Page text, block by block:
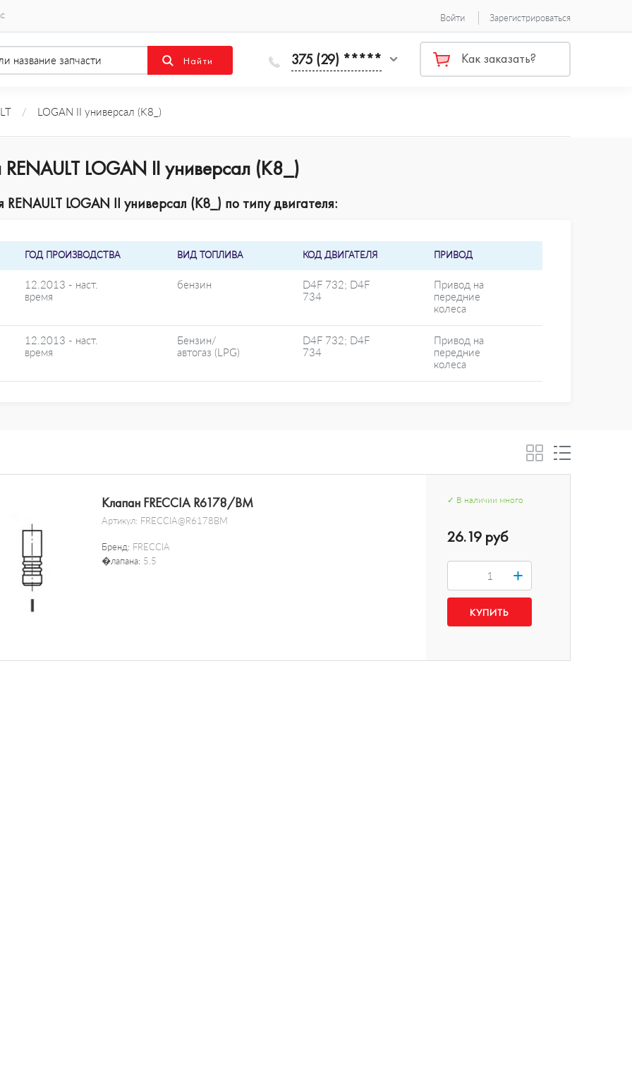
Войти Зарегистрироваться
375 (29) ***** Как заказать?
/ LOGAN II универсал (K8_)
LOGAN II универсал (K8_)
LOGAN II универсал (K8_) по типу двигателя:
ГОД ПРОИЗВОДСТВА ВИД ТОПЛИВА КОД ДВИГАТЕЛЯ ПРИВОД
12.2013 - наст.
время
бензин
D4F 732; D4F
734
Привод на
передние
колеса
12.2013 - наст.
время
Бензин/
автогаз (LPG)
D4F 732; D4F
734
Привод на
передние
колеса
Клапан FRECCIA R6178/BM
Артикул: FRECCIA@R6178BM
Бренд: FRECCIA
�лапана: 5.5
✓ В наличии много
26.19 руб
+